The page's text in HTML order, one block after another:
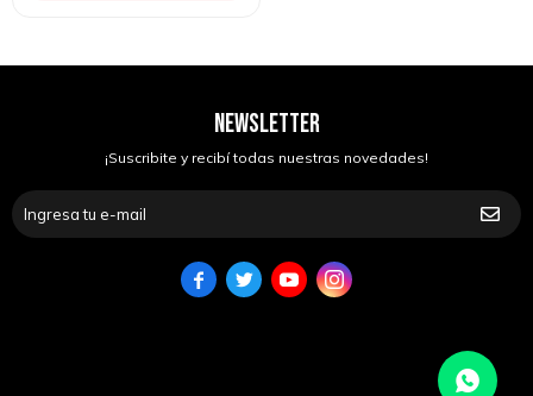
NEWSLETTER
¡Suscribite y recibí todas nuestras novedades!
   